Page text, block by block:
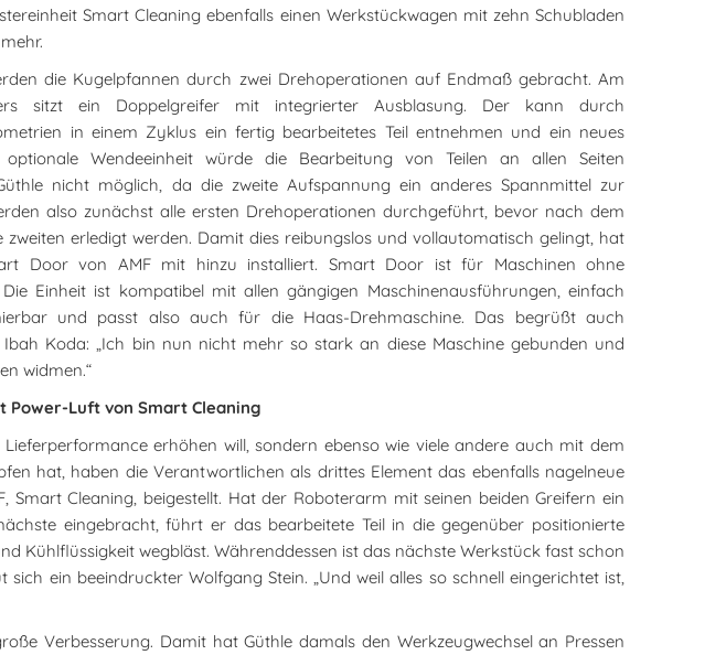
Smart Cleaning ebenfalls einen Werkstückwagen mit zehn Schubladen
die Kugelpfannen durch zwei Drehoperationen auf Endmaß gebracht. Am
sitzt ein Doppelgreifer mit integrierter Ausblasung. Der kann durch
in einem Zyklus ein fertig bearbeitetes Teil entnehmen und ein neues
optionale Wendeeinheit würde die Bearbeitung von Teilen an allen Seiten
nicht möglich, da die zweite Aufspannung ein anderes Spannmittel zur
also zunächst alle ersten Drehoperationen durchgeführt, bevor nach dem
zweiten erledigt werden. Damit dies reibungslos und vollautomatisch gelingt, hat
Door von AMF mit hinzu installiert. Smart Door ist für Maschinen ohne
Einheit ist kompatibel mit allen gängigen Maschinenausführungen, einfach
und passt also auch für die Haas-Drehmaschine. Das begrüßt auch
Koda: „Ich bin nun nicht mehr so stark an diese Maschine gebunden und
widmen.“
Power-Luft von Smart Cleaning
erhöhen will, sondern ebenso wie viele andere auch mit dem
hat, haben die Verantwortlichen als drittes Element das ebenfalls nagelneue
Smart Cleaning, beigestellt. Hat der Roboterarm mit seinen beiden Greifern ein
eingebracht, führt er das bearbeitete Teil in die gegenüber positionierte
Kühlflüssigkeit wegbläst. Währenddessen ist das nächste Werkstück fast schon
ein beeindruckter Wolfgang Stein. „Und weil alles so schnell eingerichtet ist,
Verbesserung. Damit hat Güthle damals den Werkzeugwechsel an Pressen